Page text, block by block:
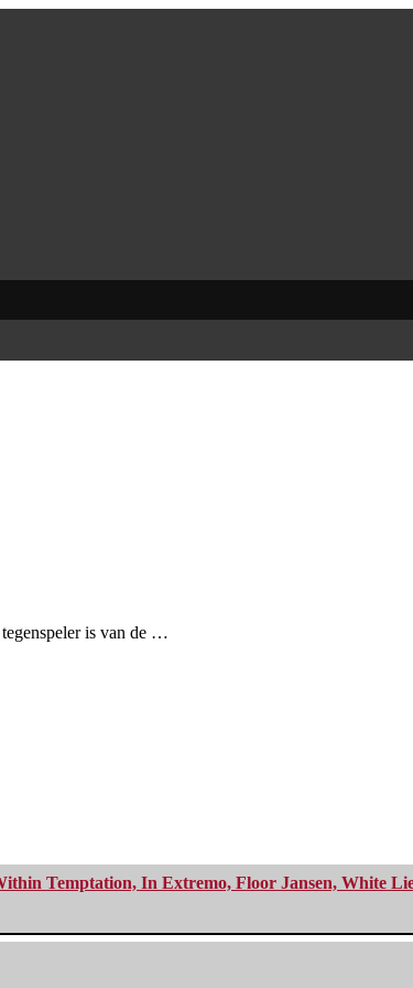
is van de …
Temptation, In Extremo, Floor Jansen, White